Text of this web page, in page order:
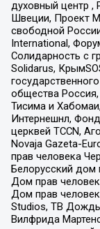
духовный центр ,
Швеции, Проект
свободной
International,
Солидарность с
Solidarus,
общества
Тисима и
Интернешнл,
церквей TCCN,
Novaja Gazeta-
прав человека
Белорусский дом
Дом прав
Дом прав
Studios, ТВ
Вилфрида